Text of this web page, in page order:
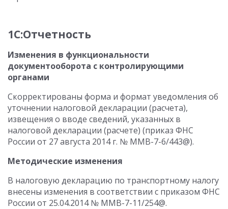
1С:Отчетность
Изменения в функциональности
документооборота с контролирующими
органами
Скорректированы форма и формат уведомления об
уточнении налоговой декларации (расчета),
извещения о вводе сведений, указанных в
налоговой декларации (расчете) (приказ ФНС
России от 27 августа 2014 г. № ММВ-7-6/443@).
Методические изменения
В налоговую декларацию по транспортному налогу
внесены изменения в соответствии с приказом ФНС
России от 25.04.2014 № ММВ-7-11/254@.